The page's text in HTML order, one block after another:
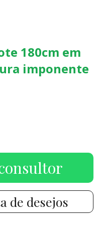
180cm em
imponente
de desejos